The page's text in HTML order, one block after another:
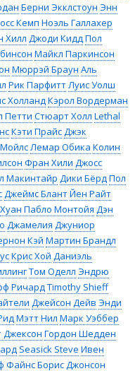
Берни Экклстоун Энн
Кемп Ноэль Галлахер
Хилл Джоди КиддПол
Майкл Паркинсон
Мюррэй Браун Аль
Рик ПарфиттЛуис Уолш
ХолландКэрол Вордерман
Петти Стюарт Холл Lethal
Кэти ПрайсДжэк
Лемар Обика Колин
Фран Хили Джосс
Макинтайр Дики БёрдПол
Джеймс БлантЙен Райт
Хуан Пабло Монтойя Дэн
Джамелия Джуниор
Кэй Мартин Брандл
Крис Хой Даниэль
Том Оделл Эндрю
РичардTimothy Shieff
Джейсон Дейв Энди
Мэтт Нил Марк Уэббер
Джексон Гордон Шедден
Seasick Steve Ивен
ФайнсБорис Джонсон